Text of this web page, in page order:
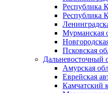
Республика
Республика
Мурманская
Псковская
Дальневосточный
Амурская
Еврейская
Камчатский